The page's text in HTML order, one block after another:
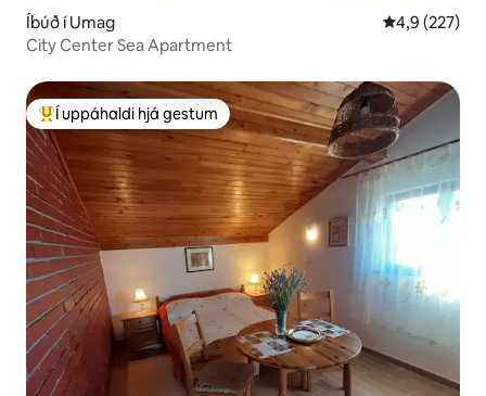
Íbúð í Umag 4,9 af 5 í
4,9 (227)
City Center Sea Apartment
Í mestu uppáhaldi hjá gestum
Í uppáhaldi hjá gestum